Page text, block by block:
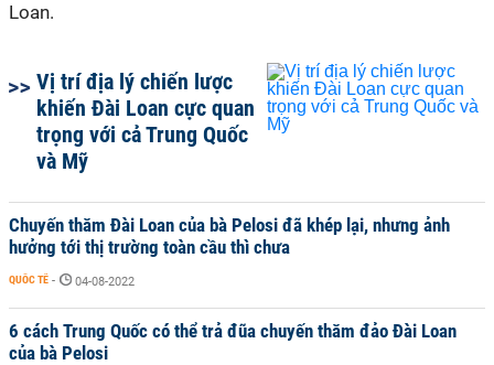
Loan.
Vị trí địa lý chiến lược
khiến Đài Loan cực quan
trọng với cả Trung Quốc
và Mỹ
Chuyến thăm Đài Loan của bà Pelosi đã khép lại, nhưng ảnh
hưởng tới thị trường toàn cầu thì chưa
QUỐC TẾ - 04-08-2022
6 cách Trung Quốc có thể trả đũa chuyến thăm đảo Đài Loan
của bà Pelosi